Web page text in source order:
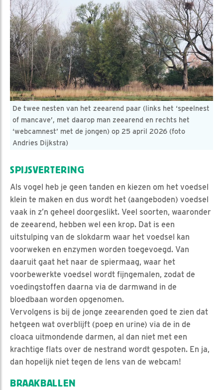
De twee nesten van het zeearend paar (links het ‘speelnest
of mancave’, met daarop man zeearend en rechts het
‘webcamnest’ met de jongen) op 25 april 2026 (foto
Andries Dijkstra)
SPIJSVERTERING
Als vogel heb je geen tanden en kiezen om het voedsel
klein te maken en dus wordt het (aangeboden) voedsel
vaak in z’n geheel doorgeslikt. Veel soorten, waaronder
de zeearend, hebben wel een krop. Dat is een
uitstulping van de slokdarm waar het voedsel kan
voorweken en enzymen worden toegevoegd. Van
daaruit gaat het naar de spiermaag, waar het
voorbewerkte voedsel wordt fijngemalen, zodat de
voedingstoffen daarna via de darmwand in de
bloedbaan worden opgenomen.
Vervolgens is bij de jonge zeearenden goed te zien dat
hetgeen wat overblijft (poep en urine) via de in de
cloaca uitmondende darmen, al dan niet met een
krachtige flats over de nestrand wordt gespoten. En ja,
dan hopelijk niet tegen de lens van de webcam!
BRAAKBALLEN